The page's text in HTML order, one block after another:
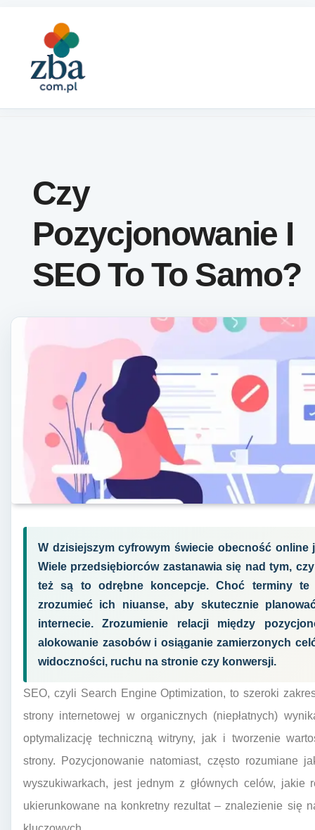
Czy
Pozycjonowanie I
SEO To To Samo?
W dzisiejszym cyfrowym świecie obecność
Wiele przedsiębiorców zastanawia się nad tym,
też są to odrębne koncepcje. Choć terminy te
zrozumieć ich niuanse, aby skutecznie
internecie. Zrozumienie relacji między
alokowanie zasobów i osiąganie zamierzonych
widoczności, ruchu na stronie czy konwersji.
SEO, czyli Search Engine Optimization, to szeroki
strony internetowej w organicznych (niepłatnych)
optymalizację techniczną witryny, jak i tworzenie
strony. Pozycjonowanie natomiast, często rozumiane
wyszukiwarkach, jest jednym z głównych celów,
ukierunkowane na konkretny rezultat – znalezienie się